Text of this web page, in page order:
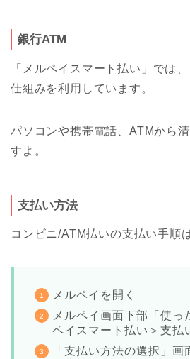
銀行ATM
「メルペイスマート払い」では
仕組みを利用しています。
パソコンや携帯電話、ATMから
すよ。
支払い方法
コンビニ/ATM払いの支払い手順
メルペイを開く
メルペイ画面下部「使っ
ペイスマート払い＞支払
「支払い方法の選択」画